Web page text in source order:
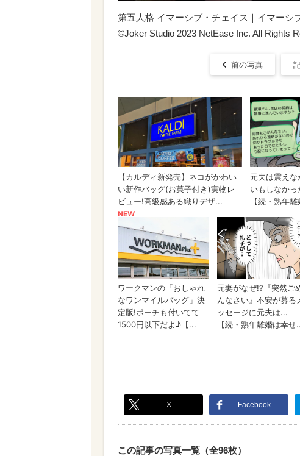
第五人格 イマーシブ・チェイス｜イマーシ
©Joker Studio 2023 NetEase Inc. All Rights
前の写真
X Facebook
この記事の写真一覧（全96枚）